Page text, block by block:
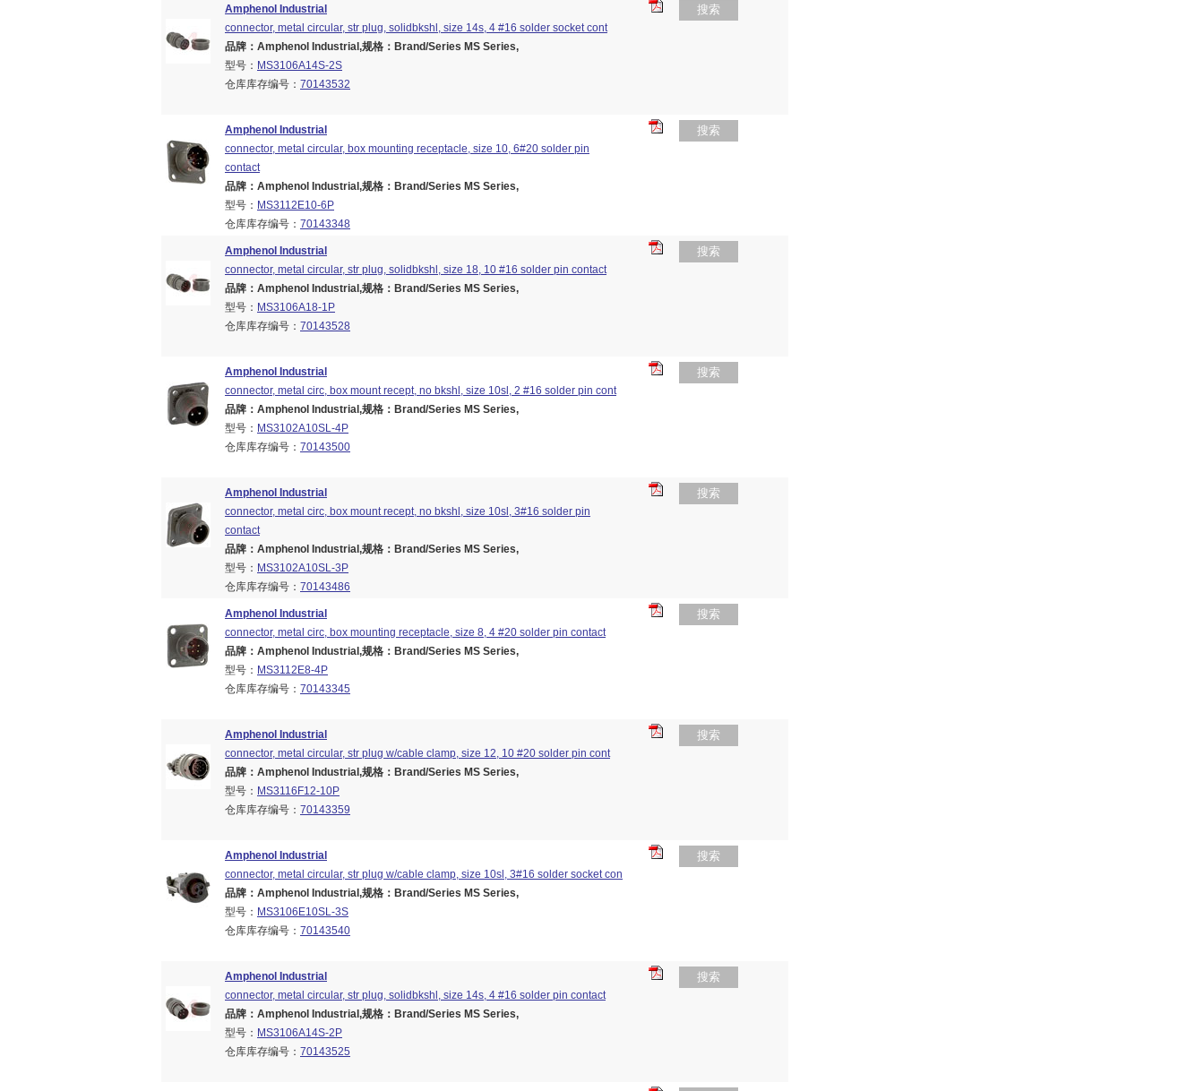
Amphenol Industrial
connector, metal circular, str plug, solidbkshl, size 14s, 4 #16 solder socket cont
品牌：Amphenol Industrial,规格：Brand/Series MS Series,
型号： MS3106A14S-2S
仓库库存编号： 70143532
搜索
Amphenol Industrial
connector, metal circular, box mounting receptacle, size 10, 6#20 solder pin
contact
品牌：Amphenol Industrial,规格：Brand/Series MS Series,
型号： MS3112E10-6P
仓库库存编号： 70143348
搜索
Amphenol Industrial
connector, metal circular, str plug, solidbkshl, size 18, 10 #16 solder pin contact
品牌：Amphenol Industrial,规格：Brand/Series MS Series,
型号： MS3106A18-1P
仓库库存编号： 70143528
搜索
Amphenol Industrial
connector, metal circ, box mount recept, no bkshl, size 10sl, 2 #16 solder pin cont
品牌：Amphenol Industrial,规格：Brand/Series MS Series,
型号： MS3102A10SL-4P
仓库库存编号： 70143500
搜索
Amphenol Industrial
connector, metal circ, box mount recept, no bkshl, size 10sl, 3#16 solder pin
contact
品牌：Amphenol Industrial,规格：Brand/Series MS Series,
型号： MS3102A10SL-3P
仓库库存编号： 70143486
搜索
Amphenol Industrial
connector, metal circ, box mounting receptacle, size 8, 4 #20 solder pin contact
品牌：Amphenol Industrial,规格：Brand/Series MS Series,
型号： MS3112E8-4P
仓库库存编号： 70143345
搜索
Amphenol Industrial
connector, metal circular, str plug w/cable clamp, size 12, 10 #20 solder pin cont
品牌：Amphenol Industrial,规格：Brand/Series MS Series,
型号： MS3116F12-10P
仓库库存编号： 70143359
搜索
Amphenol Industrial
connector, metal circular, str plug w/cable clamp, size 10sl, 3#16 solder socket con
品牌：Amphenol Industrial,规格：Brand/Series MS Series,
型号： MS3106E10SL-3S
仓库库存编号： 70143540
搜索
Amphenol Industrial
connector, metal circular, str plug, solidbkshl, size 14s, 4 #16 solder pin contact
品牌：Amphenol Industrial,规格：Brand/Series MS Series,
型号： MS3106A14S-2P
仓库库存编号： 70143525
搜索